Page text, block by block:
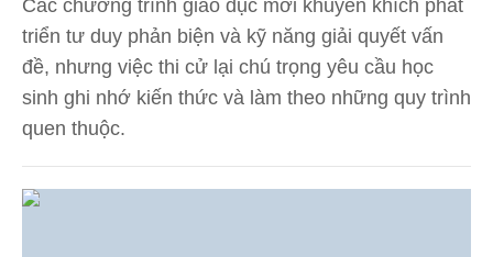
Các chương trình giáo dục mới khuyến khích phát
triển tư duy phản biện và kỹ năng giải quyết vấn
đề, nhưng việc thi cử lại chú trọng yêu cầu học
sinh ghi nhớ kiến thức và làm theo những quy trình
quen thuộc.